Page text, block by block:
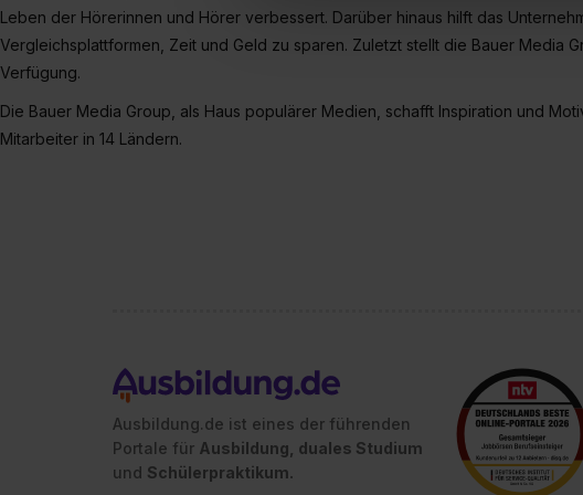
Verwendungszwecke zulassen, triff
Einwilligung zur Platzierung von
umfasst hierbei die Einwilligung zur
verfügen über kein angemessenes
jederzeit mit Wirkung für die Zukunft
Leben der Hörerinnen und Hörer verbessert. Darüber hinaus hilft das
Vergleichsplattformen, Zeit und Geld zu sparen. Zuletzt stellt die Bauer Media
Verfügung.
Die Bauer Media Group, als Haus populärer Medien, schafft Inspiration und
Mitarbeiter in 14 Ländern.
Ausbildung.de ist eines der führenden
Portale für Ausbildung, duales Studium
und Schülerpraktikum.